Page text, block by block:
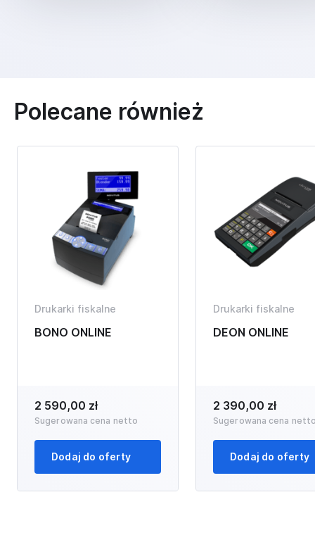
Polecane również
Drukarki fiskalne
BONO ONLINE
2 590,00 zł
Sugerowana cena netto
Dodaj do oferty
Drukarki fiskalne
DEON ONLINE
2 390,00 zł
Sugerowana cena
Dodaj do oferty